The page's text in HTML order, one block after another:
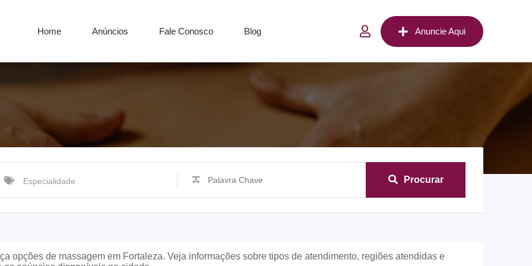
Home Anúncios Fale Conosco Blog Anuncie Aqui
Especialidade Procurar
opções de massagem em Fortaleza. Veja informações sobre tipos de atendimento, regiões atendidas e